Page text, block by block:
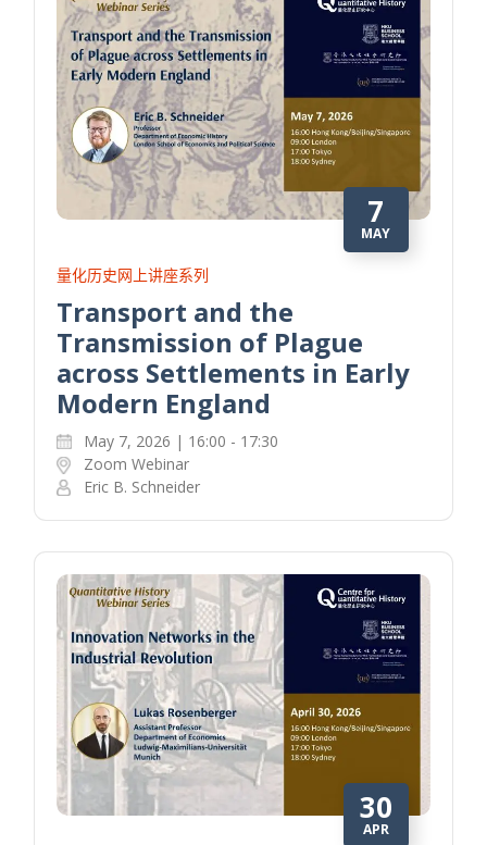
7
MAY
量化历史网上讲座系列
Transport and the
Transmission of Plague
across Settlements in Early
Modern England
May 7, 2026 | 16:00 - 17:30
Zoom Webinar
Eric B. Schneider
30
APR